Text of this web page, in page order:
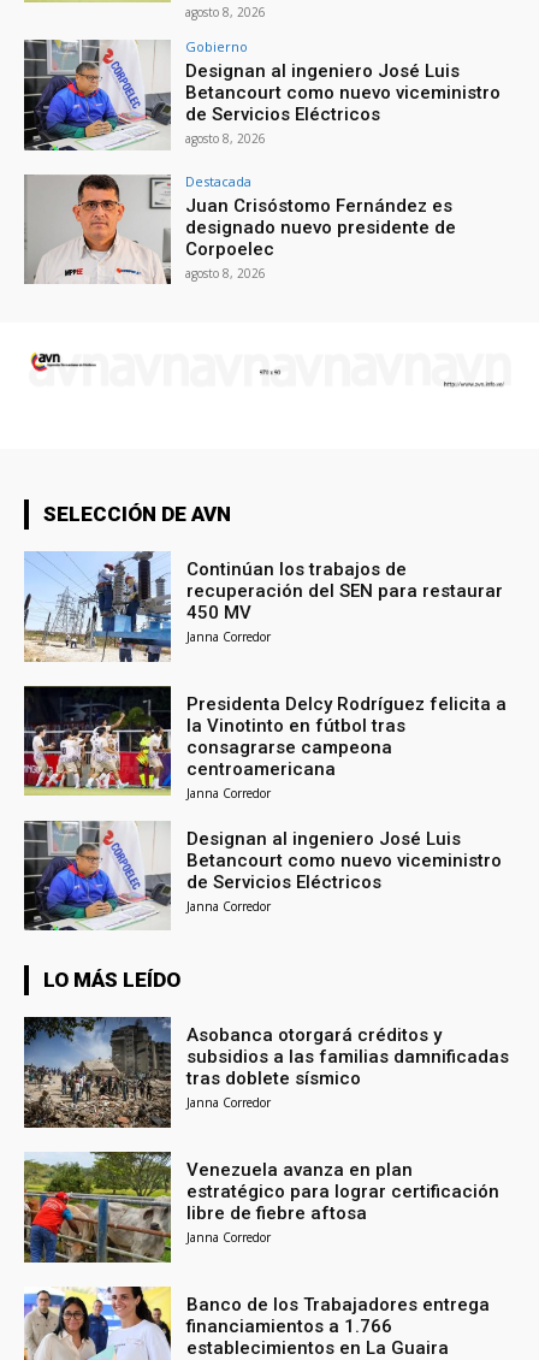
agosto 8, 2026
Gobierno
Designan al ingeniero José Luis
Betancourt como nuevo viceministro
de Servicios Eléctricos
agosto 8, 2026
Destacada
Juan Crisóstomo Fernández es
designado nuevo presidente de
Corpoelec
agosto 8, 2026
SELECCIÓN DE AVN
Continúan los trabajos de
recuperación del SEN para restaurar
450 MV
Janna Corredor
Presidenta Delcy Rodríguez felicita a
la Vinotinto en fútbol tras
consagrarse campeona
centroamericana
Janna Corredor
Designan al ingeniero José Luis
Betancourt como nuevo viceministro
de Servicios Eléctricos
Janna Corredor
LO MÁS LEÍDO
Asobanca otorgará créditos y
subsidios a las familias damnificadas
tras doblete sísmico
Janna Corredor
Venezuela avanza en plan
estratégico para lograr certificación
libre de fiebre aftosa
Janna Corredor
Banco de los Trabajadores entrega
financiamientos a 1.766
establecimientos en La Guaira